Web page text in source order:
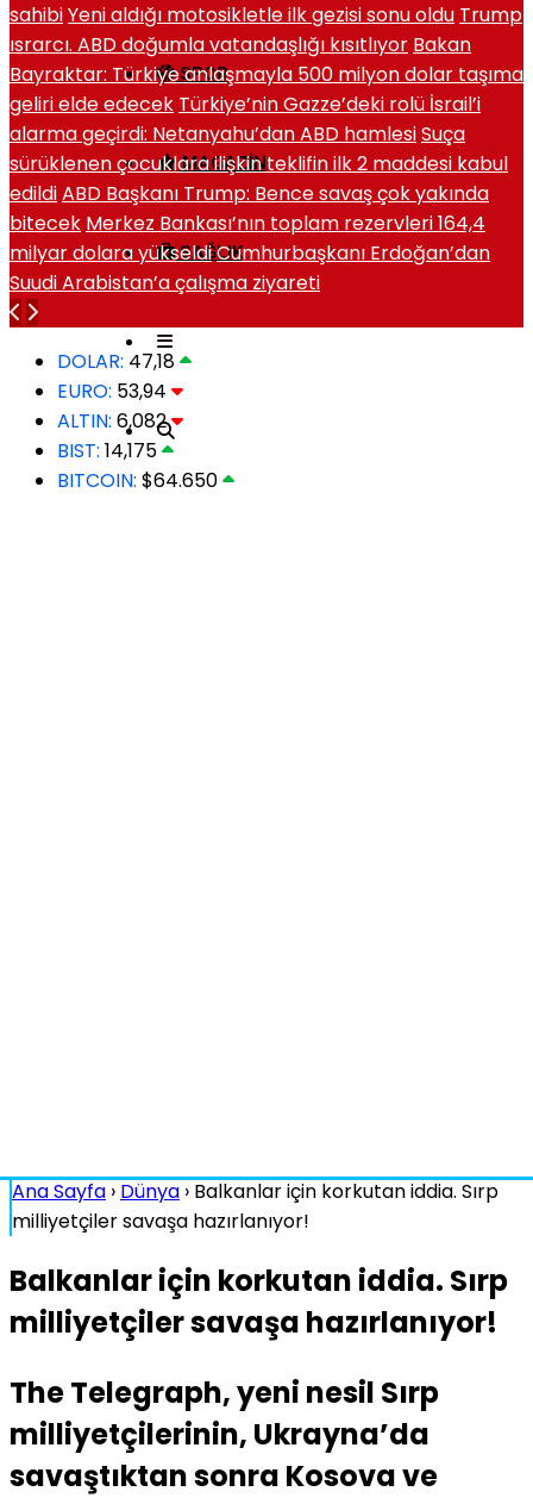
SPOR
MAGAZIN
SAĞLIK
sahibiYeni aldığı motosikletle ilk gezisi sonu oldu Trump
ısrarcı. ABD doğumla vatandaşlığı kısıtlıyor Bakan
Bayraktar: Türkiye anlaşmayla 500 milyon dolar taşıma
geliri elde edecek Türkiye’nin Gazze’deki rolü İsrail’i
alarma geçirdi: Netanyahu’dan ABD hamlesiSuça
sürüklenen çocuklara ilişkin teklifin ilk 2 maddesi kabul
edildiABD Başkanı Trump: Bence savaş çok yakında
bitecek Merkez Bankası’nın toplam rezervleri 164,4
milyar dolara yükseldiCumhurbaşkanı Erdoğan’dan
Suudi Arabistan’a çalışma ziyareti
DOLAR: 47,18
EURO: 53,94
ALTIN: 6,082
BIST: 14,175
BITCOIN: $64.650
Ana Sayfa › Dünya › Balkanlar için korkutan iddia. Sırp
milliyetçiler savaşa hazırlanıyor!
Balkanlar için korkutan iddia. Sırp
milliyetçiler savaşa hazırlanıyor!
The Telegraph, yeni nesil Sırp
milliyetçilerinin, Ukrayna’da
savaştıktan sonra Kosova ve